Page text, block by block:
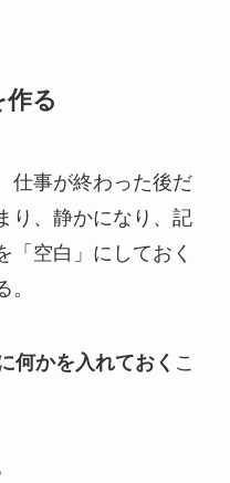
作る
仕事が終わった後だ
り、静かになり、記
「空白」にしておく
何かを入れておく こ